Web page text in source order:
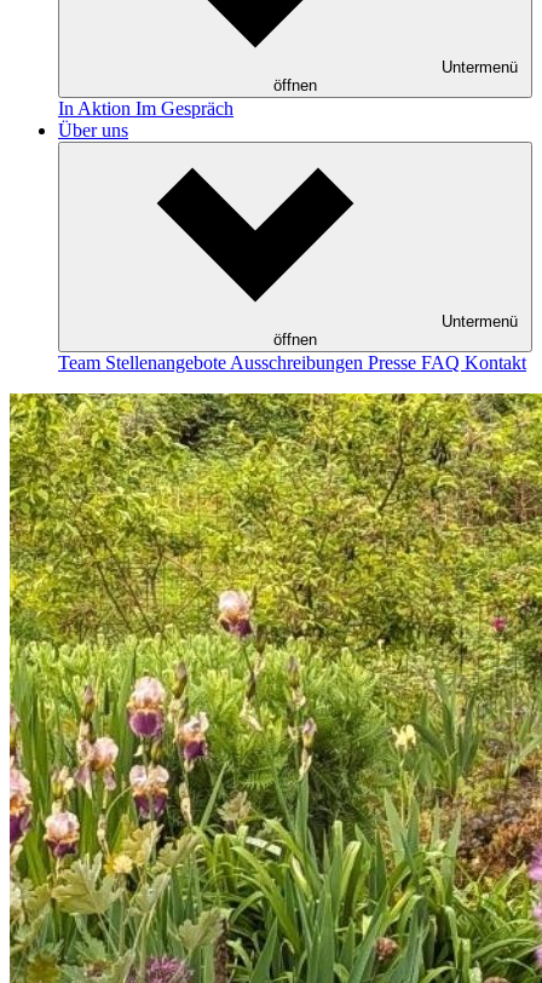
Untermenü
öffnen
In Aktion Im Gespräch
Über uns
Untermenü
öffnen
Team Stellenangebote Ausschreibungen Presse FAQ Kontakt